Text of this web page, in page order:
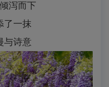
泻而下
了一抹
与诗意